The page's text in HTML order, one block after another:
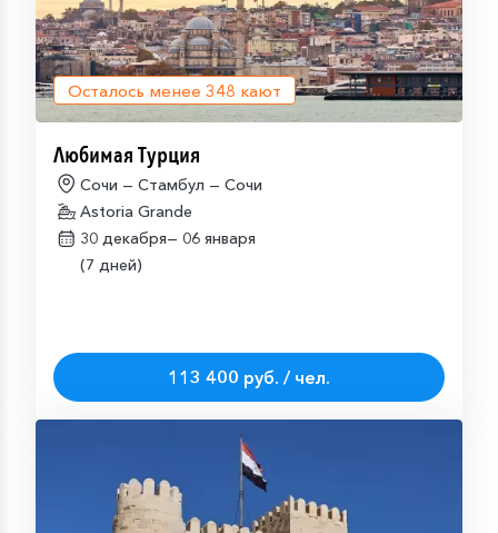
Осталось менее 348 кают
Любимая Турция
Сочи — Стамбул — Сочи
Astoria Grande
30 декабря— 06 января
(7 дней)
113 400 руб. / чел.